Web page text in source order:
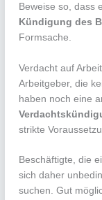
Beweise so, dass
Kündigung des
Formsache.
Verdacht auf
Arbeitgeber, die
haben noch eine
strikte
Beschäftigte, die
sich daher
suchen. Gut